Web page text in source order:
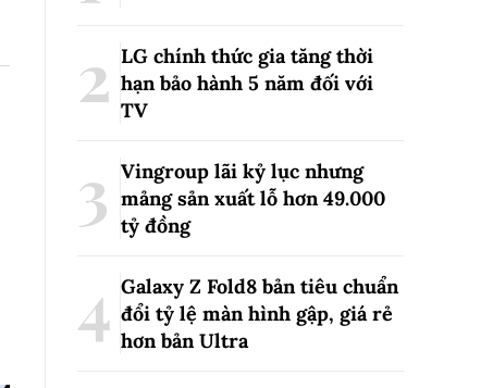
LG chính thức gia tăng thời
hạn bảo hành 5 năm đối với
TV
Vingroup lãi kỷ lục nhưng
mảng sản xuất lỗ hơn 49.000
tỷ đồng
Galaxy Z Fold8 bản tiêu chuẩn
đổi tỷ lệ màn hình gập, giá rẻ
hơn bản Ultra